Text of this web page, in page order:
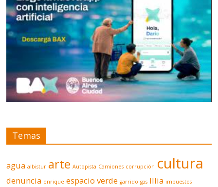
Temas
agua albistur arte Autopista Camiones corrupción cultura
denuncia enrique espacio verde garrido gas Illia impuestos